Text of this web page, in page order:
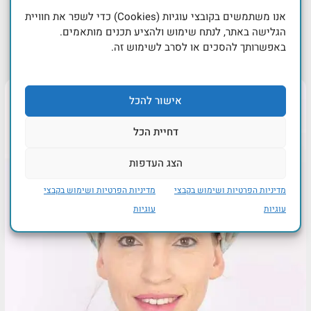
אנו משתמשים בקובצי עוגיות (Cookies) כדי לשפר את חוויית
הגלישה באתר, לנתח שימוש ולהציע תכנים מותאמים.
באפשרותך להסכים או לסרב לשימוש זה.
אישור להכל
דחיית הכל
הצג העדפות
מדיניות הפרטיות ושימוש בקבצי
עוגיות
מדיניות הפרטיות ושימוש בקבצי
עוגיות